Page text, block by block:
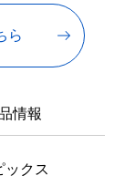
ら
情報
ックス